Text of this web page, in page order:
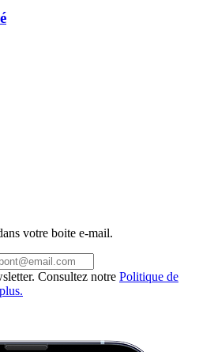
votre boite e-mail.
Consultez notre Politique de